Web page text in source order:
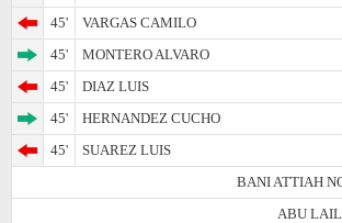
45'
VARGAS CAMILO
45'
MONTERO ALVARO
45'
DIAZ LUIS
45'
HERNANDEZ CUCHO
45'
SUAREZ LUIS
BANI ATTIAH
ABU